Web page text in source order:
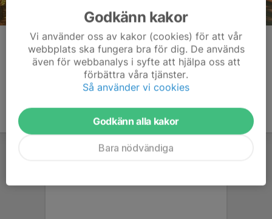
Kommentarer
Godkänn kakor
Vi använder oss av kakor (cookies) för att vår
webbplats ska fungera bra för dig. De används
även för webbanalys i syfte att hjälpa oss att
förbättra våra tjänster.
Så använder vi cookies
Godkänn alla kakor
Bara nödvändiga